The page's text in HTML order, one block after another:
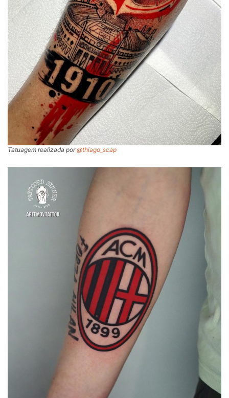
Tatuagem realizada por@thiago_scap